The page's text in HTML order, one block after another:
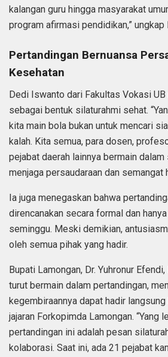
kalangan guru hingga masyarakat
program afirmasi pendidikan,” ungkap
Pertandingan Bernuansa
Kesehatan
Dedi Iswanto dari Fakultas Vokasi
sebagai bentuk silaturahmi sehat.
kita main bola bukan untuk mencari
kalah. Kita semua, para dosen,
pejabat daerah lainnya bermain
menjaga persaudaraan dan semangat
Ia juga menegaskan bahwa
direncanakan secara formal dan
seminggu. Meski demikian,
oleh semua pihak yang hadir.
Bupati Lamongan, Dr. Yuhronur Efendi,
turut bermain dalam pertandingan,
kegembiraannya dapat hadir
jajaran Forkopimda Lamongan. “Yang
pertandingan ini adalah pesan
kolaborasi. Saat ini, ada 21 pejabat